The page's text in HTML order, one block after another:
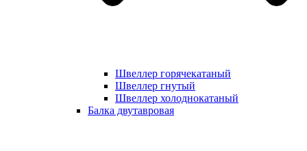
Швеллер горячекатаный
Швеллер гнутый
Швеллер холоднокатаный
Балка двутавровая